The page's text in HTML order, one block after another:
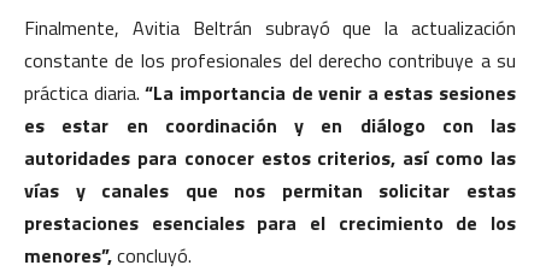
Finalmente, Avitia Beltrán subrayó que la actualización
constante de los profesionales del derecho contribuye a su
práctica diaria.“La importancia de venir a estas sesiones
es estar en coordinación y en diálogo con las
autoridades para conocer estos criterios, así como las
vías y canales que nos permitan solicitar estas
prestaciones esenciales para el crecimiento de los
menores”,concluyó.